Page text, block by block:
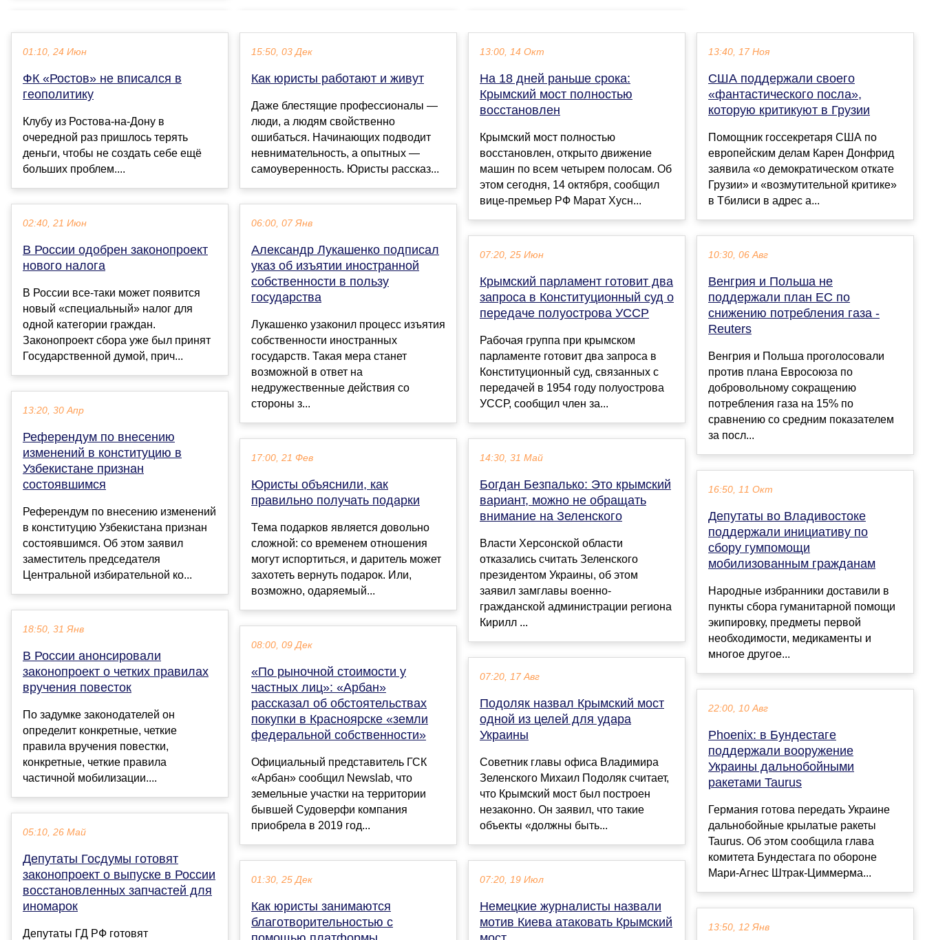
01:10, 24 Июн
ФК «Ростов» не вписался в
геополитику
Клубу из Ростова-на-Дону в
очередной раз пришлось терять
деньги, чтобы не создать себе ещё
больших проблем....
02:40, 21 Июн
В России одобрен законопроект
нового налога
В России все-таки может появится
новый «специальный» налог для
одной категории граждан.
Законопроект сбора уже был принят
Государственной думой, прич...
13:20, 30 Апр
Референдум по внесению
изменений в конституцию в
Узбекистане признан
состоявшимся
Референдум по внесению изменений
в конституцию Узбекистана признан
состоявшимся. Об этом заявил
заместитель председателя
Центральной избирательной ко...
18:50, 31 Янв
В России анонсировали
законопроект о четких правилах
вручения повесток
По задумке законодателей он
определит конкретные, четкие
правила вручения повестки,
конкретные, четкие правила
частичной мобилизации....
05:10, 26 Май
Депутаты Госдумы готовят
законопроект о выпуске в России
восстановленных запчастей для
иномарок
Депутаты ГД РФ готовят
15:50, 03 Дек
Как юристы работают и живут
Даже блестящие профессионалы —
люди, а людям свойственно
ошибаться. Начинающих подводит
невнимательность, а опытных —
самоуверенность. Юристы рассказ...
06:00, 07 Янв
Александр Лукашенко подписал
указ об изъятии иностранной
собственности в пользу
государства
Лукашенко узаконил процесс изъятия
собственности иностранных
государств. Такая мера станет
возможной в ответ на
недружественные действия со
стороны з...
17:00, 21 Фев
Юристы объяснили, как
правильно получать подарки
Тема подарков является довольно
сложной: со временем отношения
могут испортиться, и даритель может
захотеть вернуть подарок. Или,
возможно, одаряемый...
08:00, 09 Дек
«По рыночной стоимости у
частных лиц»: «Арбан»
рассказал об обстоятельствах
покупки в Красноярске «земли
федеральной собственности»
Официальный представитель ГСК
«Арбан» сообщил Newslab, что
земельные участки на территории
бывшей Судоверфи компания
приобрела в 2019 год...
01:30, 25 Дек
Как юристы занимаются
благотворительностью с
13:00, 14 Окт
На 18 дней раньше срока:
Крымский мост полностью
восстановлен
Крымский мост полностью
восстановлен, открыто движение
машин по всем четырем полосам. Об
этом сегодня, 14 октября, сообщил
вице-премьер РФ Марат Хусн...
07:20, 25 Июн
Крымский парламент готовит два
запроса в Конституционный суд о
передаче полуострова УССР
Рабочая группа при крымском
парламенте готовит два запроса в
Конституционный суд, связанных с
передачей в 1954 году полуострова
УССР, сообщил член за...
14:30, 31 Май
Богдан Безпалько: Это крымский
вариант, можно не обращать
внимание на Зеленского
Власти Херсонской области
отказались считать Зеленского
президентом Украины, об этом
заявил замглавы военно-
гражданской администрации региона
Кирилл ...
07:20, 17 Авг
Подоляк назвал Крымский мост
одной из целей для удара
Украины
Советник главы офиса Владимира
Зеленского Михаил Подоляк считает,
что Крымский мост был построен
незаконно. Он заявил, что такие
объекты «должны быть...
07:20, 19 Июл
Немецкие журналисты назвали
мотив Киева атаковать Крымский
13:40, 17 Ноя
США поддержали своего
«фантастического посла»,
которую критикуют в Грузии
Помощник госсекретаря США по
европейским делам Карен Донфрид
заявила «о демократическом откате
Грузии» и «возмутительной критике»
в Тбилиси в адрес а...
10:30, 06 Авг
Венгрия и Польша не
поддержали план ЕС по
снижению потребления газа -
Reuters
Венгрия и Польша проголосовали
против плана Евросоюза по
добровольному сокращению
потребления газа на 15% по
сравнению со средним показателем
за посл...
16:50, 11 Окт
Депутаты во Владивостоке
поддержали инициативу по
сбору гумпомощи
мобилизованным гражданам
Народные избранники доставили в
пункты сбора гуманитарной помощи
экипировку, предметы первой
необходимости, медикаменты и
многое другое...
22:00, 10 Авг
Phoenix: в Бундестаге
поддержали вооружение
Украины дальнобойными
ракетами Taurus
Германия готова передать Украине
дальнобойные крылатые ракеты
Taurus. Об этом сообщила глава
комитета Бундестага по обороне
Мари-Агнес Штрак-Циммерма...
13:50, 12 Янв